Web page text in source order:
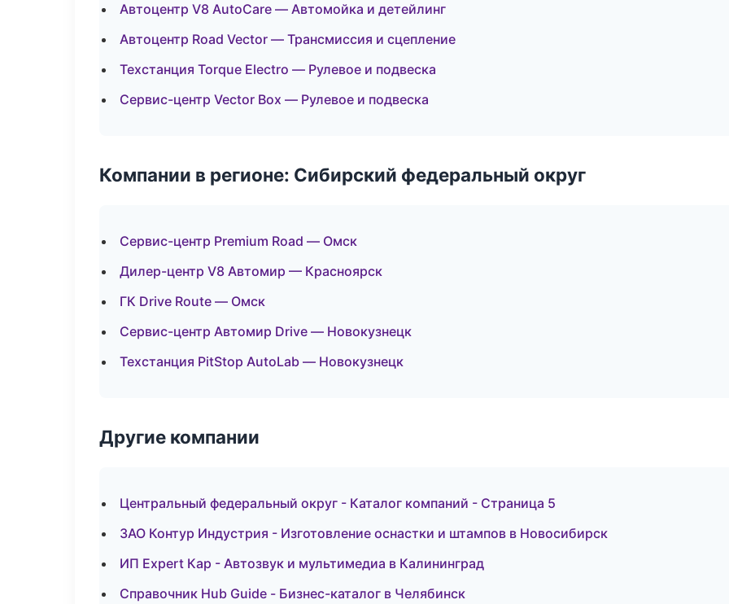
Автоцентр V8 AutoCare — Автомойка и детейлинг
Автоцентр Road Vector — Трансмиссия и сцепление
Техстанция Torque Electro — Рулевое и подвеска
Сервис-центр Vector Box — Рулевое и подвеска
Компании в регионе: Сибирский федеральный округ
Сервис-центр Premium Road — Омск
Дилер-центр V8 Автомир — Красноярск
ГК Drive Route — Омск
Сервис-центр Автомир Drive — Новокузнецк
Техстанция PitStop AutoLab — Новокузнецк
Другие компании
Центральный федеральный округ - Каталог компаний - Страница 5
ЗАО Контур Индустрия - Изготовление оснастки и штампов в Новосибирск
ИП Expert Кар - Автозвук и мультимедиа в Калининград
Справочник Hub Guide - Бизнес-каталог в Челябинск